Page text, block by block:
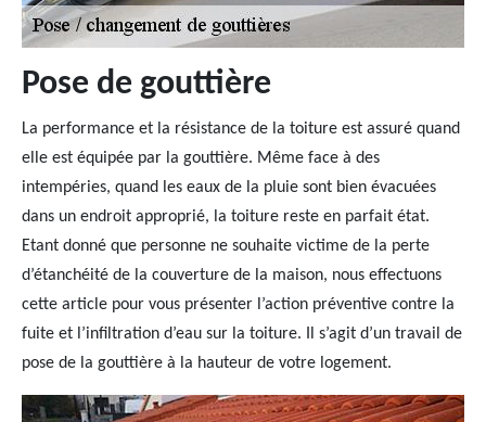
Pose de gouttière
La performance et la résistance de la toiture est assuré quand
elle est équipée par la gouttière. Même face à des
intempéries, quand les eaux de la pluie sont bien évacuées
dans un endroit approprié, la toiture reste en parfait état.
Etant donné que personne ne souhaite victime de la perte
d’étanchéité de la couverture de la maison, nous effectuons
cette article pour vous présenter l’action préventive contre la
fuite et l’infiltration d’eau sur la toiture. Il s’agit d’un travail de
pose de la gouttière à la hauteur de votre logement.